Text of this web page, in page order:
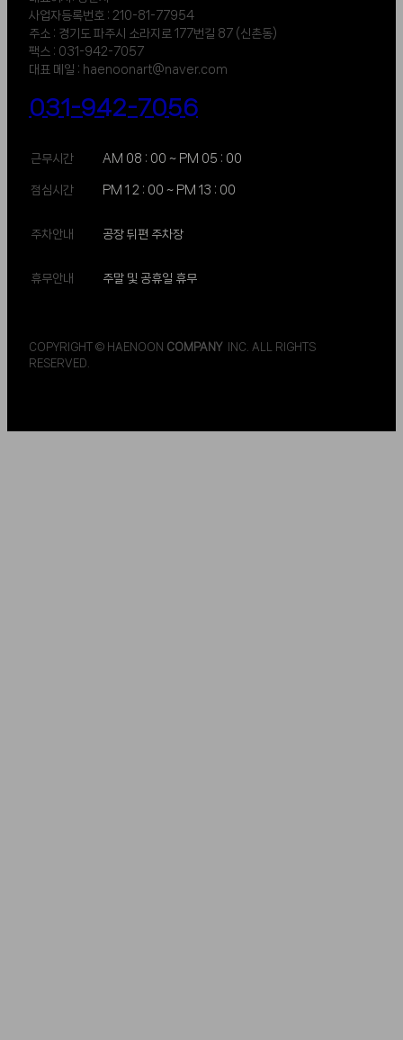
사업자등록번호 : 210-81-77954
주소 : 경기도 파주시 소라지로 177번길 87 (신촌동)
팩스 : 031-942-7057
대표 메일 : haenoonart@naver.com
031-942-7056
근무시간
점심시간
AM 08 : 00 ~ PM 05 : 00
PM 1 2 : 00 ~ PM 13 : 00
주차안내 공장 뒤편 주차장
휴무안내 주말 및 공휴일 휴무
COPYRIGHT © HAENOON COMPANY INC. ALL RIGHTS
RESERVED.